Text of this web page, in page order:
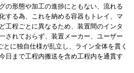
の形態や加工の進捗にともない、流れる
する為、これを納める容器もトレイ、マ
工程ごとに異なるため、装置間のインタ
されておらず、装置メーカー、ユーザー
とに独自仕様が乱立し、ライン全体を貫く
日まで工程内搬送を含め工程内を通貫す